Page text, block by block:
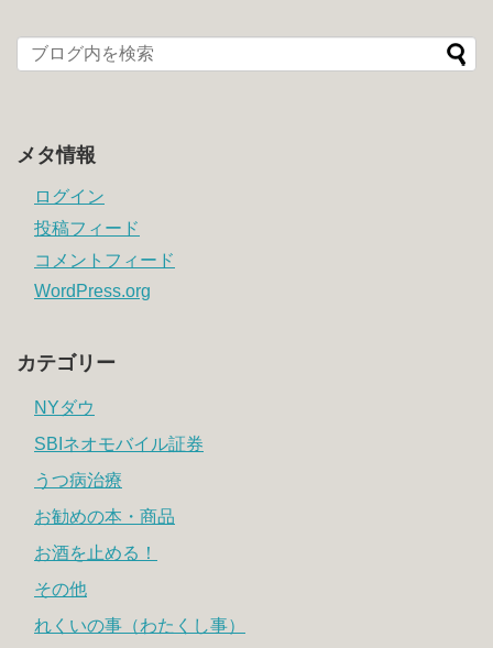
メタ情報
ログイン
投稿フィード
コメントフィード
WordPress.org
カテゴリー
NYダウ
SBIネオモバイル証券
うつ病治療
お勧めの本・商品
お酒を止める！
その他
れくいの事（わたくし事）